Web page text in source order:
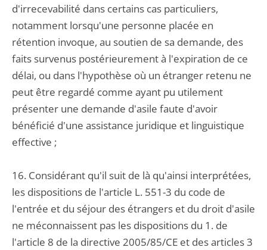
d'irrecevabilité dans certains cas particuliers,
notamment lorsqu'une personne placée en
rétention invoque, au soutien de sa demande, des
faits survenus postérieurement à l'expiration de ce
délai, ou dans l'hypothèse où un étranger retenu ne
peut être regardé comme ayant pu utilement
présenter une demande d'asile faute d'avoir
bénéficié d'une assistance juridique et linguistique
effective ;
16. Considérant qu'il suit de là qu'ainsi interprétées,
les dispositions de l'article L. 551-3 du code de
l'entrée et du séjour des étrangers et du droit d'asile
ne méconnaissent pas les dispositions du 1. de
l'article 8 de la directive 2005/85/CE et des articles 3